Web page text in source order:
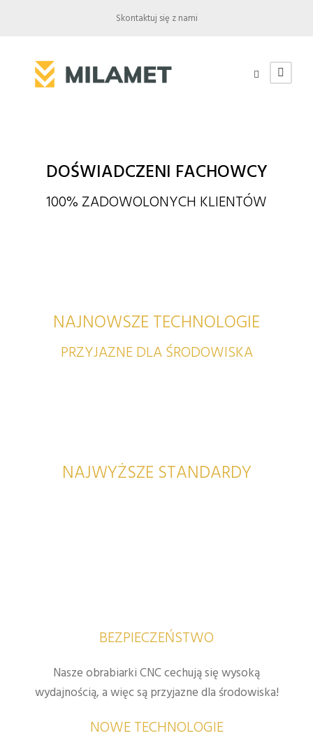
Skontaktuj się z nami
DOŚWIADCZENI FACHOWCY
100% ZADOWOLONYCH KLIENTÓW
NAJNOWSZE TECHNOLOGIE
PRZYJAZNE DLA ŚRODOWISKA
NAJWYŻSZE STANDARDY
BEZPIECZEŃSTWO
Nasze obrabiarki CNC cechują się wysoką
wydajnością, a więc są przyjazne dla środowiska!
NOWE TECHNOLOGIE